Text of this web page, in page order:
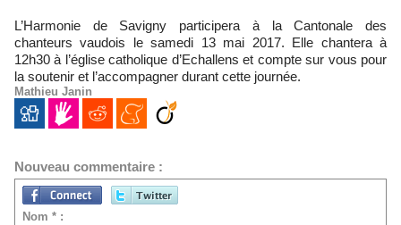
L’Harmonie de Savigny participera à la Cantonale des
chanteurs vaudois le samedi 13 mai 2017. Elle chantera à
12h30 à l’église catholique d’Echallens et compte sur vous pour
la soutenir et l’accompagner durant cette journée.
Mathieu Janin
Nouveau commentaire :
Nom * :